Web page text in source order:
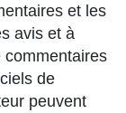
et les
avis et à
commentaires
de
peuvent